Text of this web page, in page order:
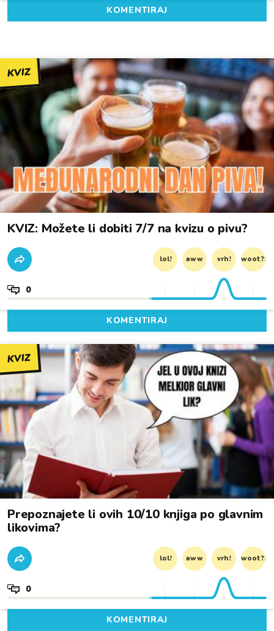
KOMENTIRAJ
KVIZ
KVIZ: Možete li dobiti 7/7 na kvizu o pivu?
lol! aww vrh! woot?!
0
KOMENTIRAJ
KVIZ
Prepoznajete li ovih 10/10 knjiga po glavnim
likovima?
lol! aww vrh! woot?!
0
KOMENTIRAJ